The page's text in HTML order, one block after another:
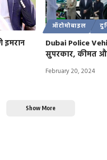
ऑटोमोबाइल
Dubai Police
सुपरकार, कीमत
February 20, 2024
Show More